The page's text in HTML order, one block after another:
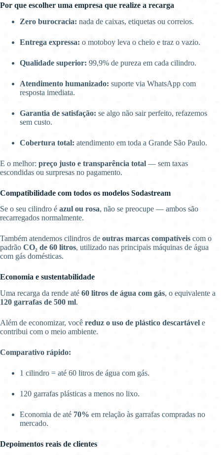
Por que escolher uma empresa que realize a recarga
Zero burocracia: nada de caixas, etiquetas ou correios.
Entrega expressa: o motoboy leva o cheio e traz o vazio.
Qualidade superior: 99,9% de pureza em cada cilindro.
Atendimento humanizado: suporte via WhatsApp com
resposta imediata.
Garantia de satisfação: se algo não sair perfeito, refazemos
sem custo.
Cobertura total: atendimento em toda a Grande São Paulo.
E o melhor: preço justo e transparência total — sem taxas
escondidas ou surpresas no pagamento.
Compatibilidade com todos os modelos Sodastream
Se o seu cilindro é azul ou rosa, não se preocupe — ambos são
recarregados normalmente.
Também atendemos cilindros de outras marcas compatíveis com o
padrão CO₂ de 60 litros, utilizado nas principais máquinas de água
com gás domésticas.
Economia e sustentabilidade
Uma recarga da rende até 60 litros de água com gás, o equivalente a
120 garrafas de 500 ml.
Além de economizar, você reduz o uso de plástico descartável e
contribui com o meio ambiente.
Comparativo rápido:
1 cilindro = até 60 litros de água com gás.
120 garrafas plásticas a menos no lixo.
Economia de até 70% em relação às garrafas compradas no
mercado.
Depoimentos reais de clientes